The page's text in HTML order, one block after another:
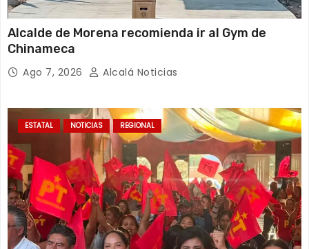
Alcalde de Morena recomienda ir al Gym de
Chinameca
Ago 7, 2026 Alcalá Noticias
ESTATAL NOTICIAS REGIONAL